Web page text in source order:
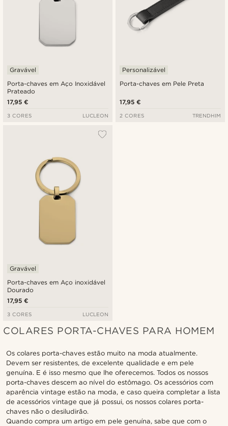
Porta-chaves em Aço Inoxidável
Prateado
Gravável
17,95 €
3 CORES LUCLEON
Porta-chaves em Pele Preta
Personalizável
17,95 €
2 CORES TRENDHIM
Porta-chaves em Aço inoxidável
Dourado
Gravável
17,95 €
3 CORES LUCLEON
COLARES PORTA-CHAVES PARA HOMEM
Os colares porta-chaves estão muito na moda atualmente.
Devem ser resistentes, de excelente qualidade e em pele
genuína. E é isso mesmo que lhe oferecemos. Todos os nossos
porta-chaves descem ao nível do estômago. Os acessórios com
aparência vintage estão na moda, e caso queira completar a lista
de acessórios vintage que já possui, os nossos colares porta-
chaves não o desiludirão.
Quando compra um artigo em pele genuína, sabe que com o